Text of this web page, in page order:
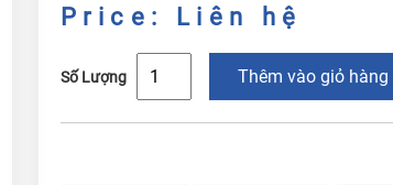
Price: Liên hệ
Số Lượng Thêm vào giỏ hàng